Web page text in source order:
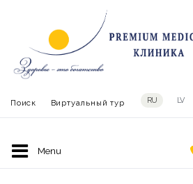
Поиск Виртуальный тур RU LV